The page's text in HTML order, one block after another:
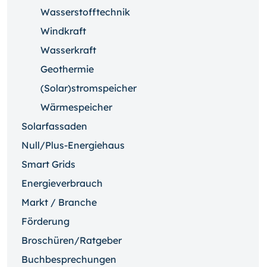
Wasserstofftechnik
Windkraft
Wasserkraft
Geothermie
(Solar)stromspeicher
Wärmespeicher
Solarfassaden
Null/Plus-Energiehaus
Smart Grids
Energieverbrauch
Markt / Branche
Förderung
Broschüren/Ratgeber
Buchbesprechungen